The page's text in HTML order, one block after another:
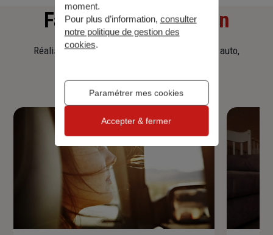
Faitesune simulation
Réalisez une simulation tarifaire d'assurance, auto,
moment.
Pour plus d’information, consulter
notre politique de gestion des
cookies.
Paramétrer mes cookies
Accepter & fermer